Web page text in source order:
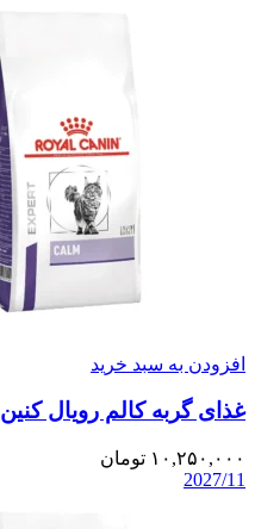
افزودن به سبد خرید
غذای گربه کالم رویال کنین Calm
۱۰,۲۵۰,۰۰۰ تومان
2027/11